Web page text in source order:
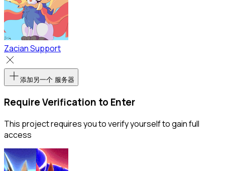
Zacian Support
添加另一个 服务器
Require Verification to Enter
This project requires you to verify yourself to gain full
access